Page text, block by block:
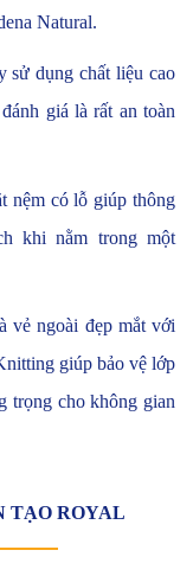
Natural.
sử dụng chất liệu cao
giá là rất an toàn
nệm có lỗ giúp thông
khi nằm trong một
vẻ ngoài đẹp mắt với
giúp bảo vệ lớp
trọng cho không gian
TẠO ROYAL